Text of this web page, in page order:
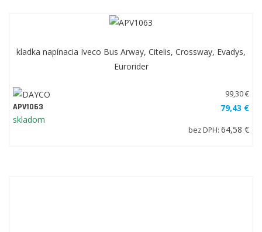
kladka napínacia Iveco Bus Arway, Citelis, Crossway, Evadys,
Eurorider
APV1063
skladom
99,30 €
79,43 €
bez DPH: 64,58 €